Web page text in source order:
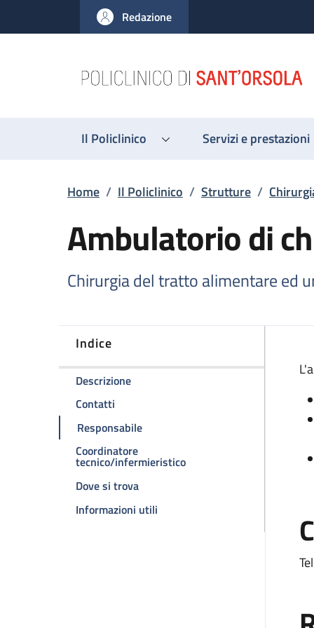
al contenuto principale
to footer content
Redazione
Il Policlinico Servizi e prestazioni
Briciole di pane
Home / Il Policlinico / Strutture /
Ambulatorio di
Chirurgia del tratto alimentare ed
Indice
Descrizionedella pagina Ambulatorio di chirurgia
Contatti della pagina Ambulatorio di chirurgia
Responsabiledella pagina Ambulatorio di
Coordinatore
tecnico/infermieristicodella pagina Ambulatorio
Dove si trovadella pagina Ambulatorio di
Informazioni utili